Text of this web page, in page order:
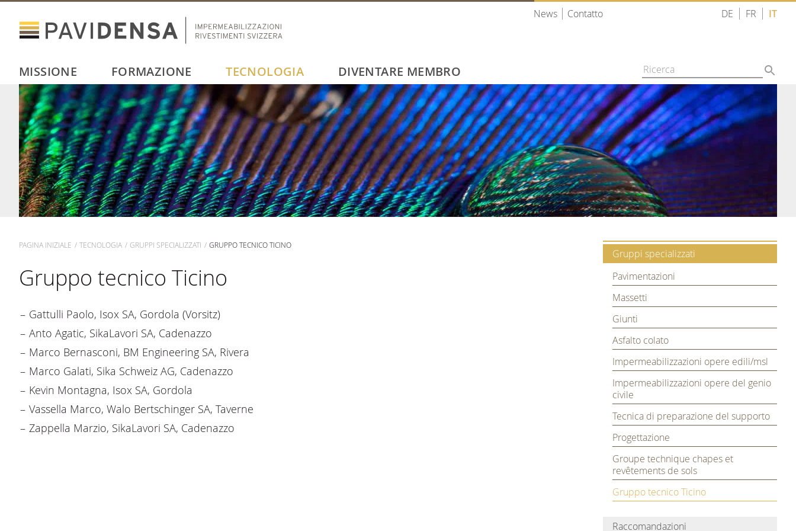
News Contatto DE FR IT
MISSIONE FORMAZIONE TECNOLOGIA DIVENTARE MEMBRO
PAGINA INIZIALE TECNOLOGIA GRUPPI SPECIALIZZATI GRUPPO TECNICO TICINO
Gruppo tecnico Ticino
Gattulli Paolo, Isox SA, Gordola (Vorsitz)
Anto Agatic, SikaLavori SA, Cadenazzo
Marco Bernasconi, BM Engineering SA, Rivera
Marco Galati, Sika Schweiz AG, Cadenazzo
Kevin Montagna, Isox SA, Gordola
Vassella Marco, Walo Bertschinger SA, Taverne
Zappella Marzio, SikaLavori SA, Cadenazzo
Gruppi specializzati
Pavimentazioni
Massetti
Giunti
Asfalto colato
Impermeabilizzazioni opere edili/msl
Impermeabilizzazioni opere del genio
civile
Tecnica di preparazione del supporto
Progettazione
Groupe technique chapes et
revêtements de sols
Gruppo tecnico Ticino
Raccomandazioni